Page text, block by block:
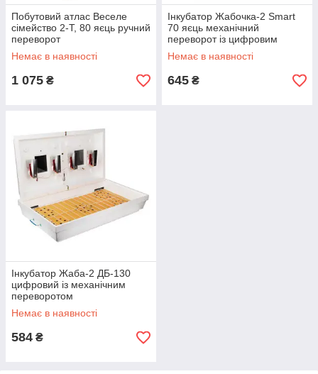
Побутовий атлас Веселе
сімейство 2-Т, 80 яєць ручний
переворот
Немає в наявності
1 075 ₴
Інкубатор Жабочка-2 Smart
70 яєць механічний
переворот із цифровим
терморегулятором
Немає в наявності
645 ₴
Інкубатор Жаба-2 ДБ-130
цифровий із механічним
переворотом
Немає в наявності
584 ₴